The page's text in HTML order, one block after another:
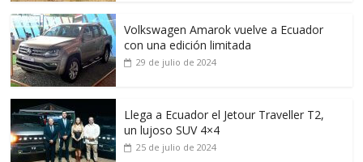
Volkswagen Amarok vuelve a Ecuador
con una edición limitada
29 de julio de 2024
Llega a Ecuador el Jetour Traveller T2,
un lujoso SUV 4×4
25 de julio de 2024